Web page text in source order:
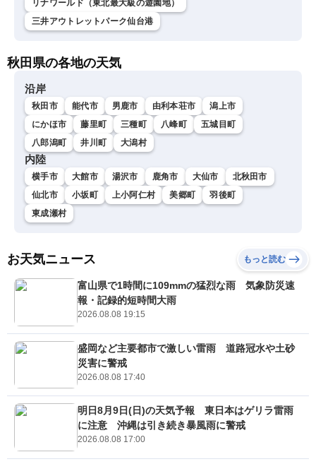
リナワールド（東北最大級の遊園地）
三井アウトレットパーク仙台港
秋田県の各地の天気
沿岸
秋田市 能代市 男鹿市 由利本荘市
潟上市
にかほ市
藤里町 三種町 八峰町
五城目町
八郎潟町
井川町 大潟村
内陸
横手市 大館市 湯沢市 鹿角市 大仙市
北秋田市
仙北市
小坂町 上小阿仁村 美郷町
羽後町
東成瀬村
お天気ニュース もっと読む
富山県で1時間に109mmの猛烈な雨 気象防災速
報・記録的短時間大雨
2026.08.08 19:15
盛岡など主要都市で激しい雷雨 道路冠水や土砂
災害に警戒
2026.08.08 17:40
明日8月9日(日)の天気予報 東日本はゲリラ雷雨
に注意 沖縄は引き続き暴風雨に警戒
2026.08.08 17:00